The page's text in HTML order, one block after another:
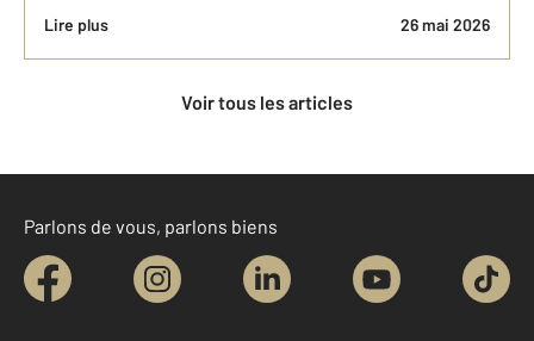
Lire plus 26 mai 2026
Voir tous les articles
Parlons de vous, parlons biens